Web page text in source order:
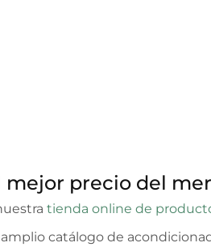
mejor precio del
tienda online de
catálogo de